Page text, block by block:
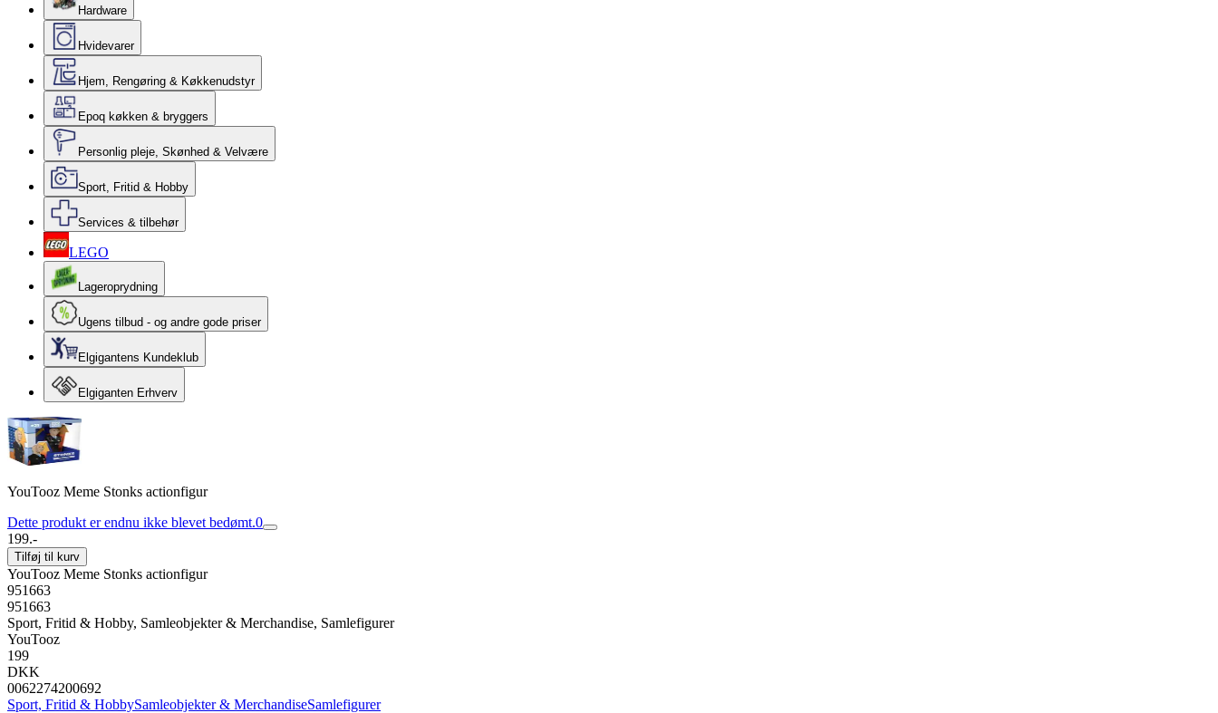
Hardware
Hvidevarer
Hjem, Rengøring & Køkkenudstyr
Epoq køkken & bryggers
Personlig pleje, Skønhed & Velvære
Sport, Fritid & Hobby
Services & tilbehør
LEGO
Lageroprydning
Ugens tilbud - og andre gode priser
Elgigantens Kundeklub
Elgiganten Erhverv
YouTooz Meme Stonks actionfigur
Dette produkt er endnu ikke blevet bedømt.0
199.-
Tilføj til kurv
YouTooz Meme Stonks actionfigur
951663
951663
Sport, Fritid & Hobby, Samleobjekter & Merchandise, Samlefigurer
YouTooz
199
DKK
0062274200692
Sport, Fritid & HobbySamleobjekter & MerchandiseSamlefigurer